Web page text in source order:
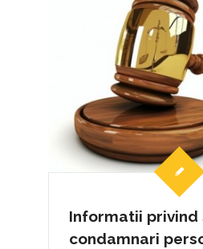
Informatii privind
condamnari